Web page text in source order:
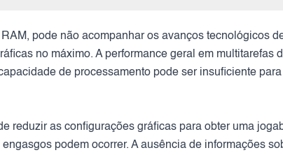
pode não acompanhar os avanços tecnológicos
no máximo. A performance geral em multitarefas
de processamento pode ser insuficiente
reduzir as configurações gráficas para obter uma
podem ocorrer. A ausência de informações